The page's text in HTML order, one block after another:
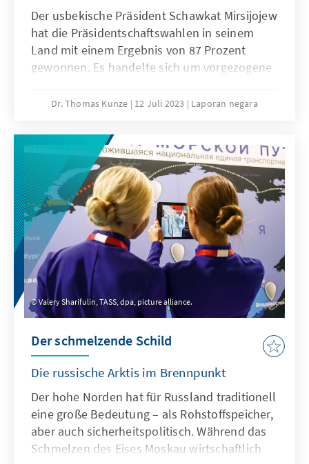
Der usbekische Präsident Schawkat Mirsijojew
hat die Präsidentschaftswahlen in seinem
Land mit einem Ergebnis von 87 Prozent
gewonnen. Es handelte sich um vorgezogene
Amtszeiten des Präsidenten „annulliert“
Jahr 2030 ein weiteres Mal als
Staatsoberhaupt kandidieren. Er ist in dem
zentralasiatischen Land seit dem Tod des
autoritären Langzeitherrschers Islam
Karimow im Jahr 2017 an der Macht und hat
es für Reformen geöffnet.
Dr. Thomas Kunze 12 Juli 2023 Laporan negara
Valery Sharifulin, TASS, dpa, picture alliance.
Der schmelzende Schild
Die russische Arktis im Brennpunkt
Der hohe Norden hat für Russland traditionell
eine große Bedeutung – als Rohstoffspeicher,
aber auch sicherheits­politisch. Während das
Schmelzen des Eises Moskau wirtschaftlich